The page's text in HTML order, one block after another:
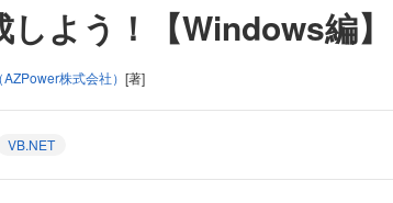
しよう！【Windows編】
株式会社） [著]
VB.NET